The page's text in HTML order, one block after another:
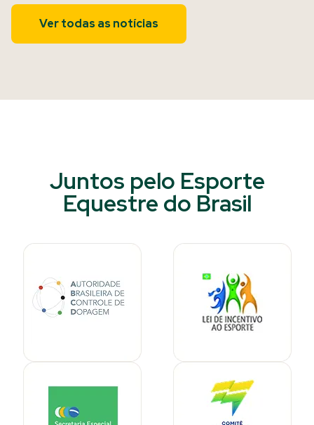
Ver todas as notícias
Juntos pelo Esporte
Equestre do Brasil​